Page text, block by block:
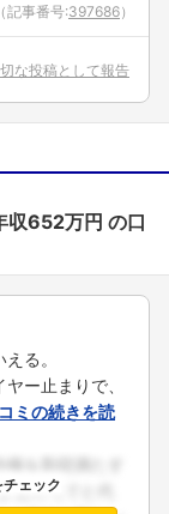
（記事番号:397686）
な投稿として報告
収652万円 の口
る。
ー止まりで、
ミの続きを読
ェック